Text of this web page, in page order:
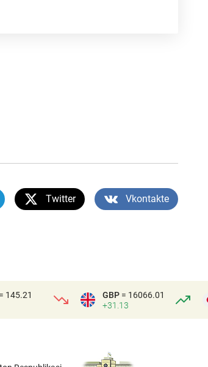
Twitter Vkontakte
= 145.21
GBP = 16066.01
+31.13